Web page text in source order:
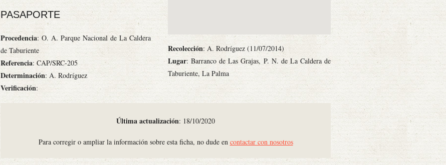
PASAPORTE
Procedencia: O. A. Parque Nacional de La Caldera
de Taburiente
Referencia: CAP/SRC-205
Determinación: A. Rodríguez
Verificación:
Recolección: A. Rodríguez (11/07/2014)
Lugar: Barranco de Las Grajas, P. N. de La Caldera de
Taburiente, La Palma
Última actualización: 18/10/2020
Para corregir o ampliar la información sobre esta ficha, no dude en contactar con nosotros